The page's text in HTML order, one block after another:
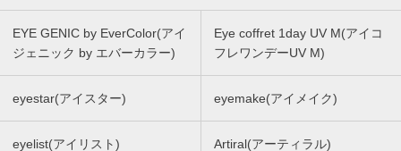
EYE GENIC by EverColor(アイ
ジェニック by エバーカラー)
Eye coffret 1day UV M(アイコ
フレワンデーUV M)
eyestar(アイスター) eyemake(アイメイク)
eyelist(アイリスト) Artiral(アーティラル)